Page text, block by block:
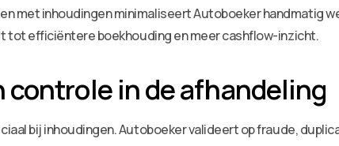
met inhoudingen minimaliseert Autoboeker handmatig
tot efficiëntere boekhouding en meer cashflow-inzicht.
controle in de afhandeling
bij inhoudingen. Autoboeker valideert op fraude,